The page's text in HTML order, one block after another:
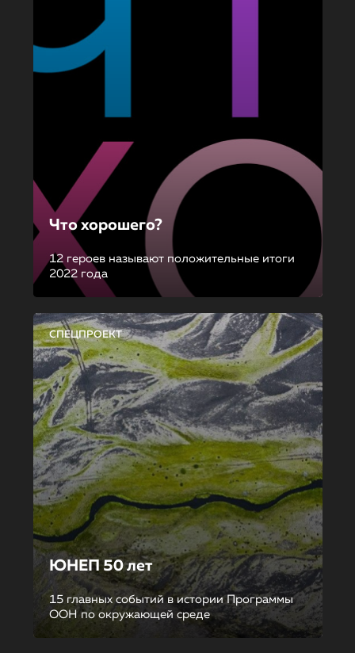
Что хорошего?
12 героев называют положительные итоги
2022 года
СПЕЦПРОЕКТ
ЮНЕП 50 лет
15 главных событий в истории Программы
ООН по окружающей среде